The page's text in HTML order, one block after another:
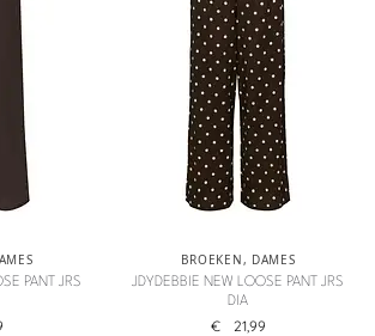
PANT JRS
BROEKEN, DAMES
JDYDEBBIE NEW LOOSE PANT JRS
DIA
€ 21,99